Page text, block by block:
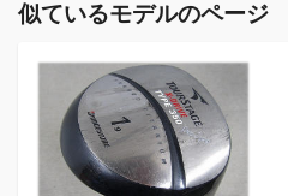
似ているモデルのページ